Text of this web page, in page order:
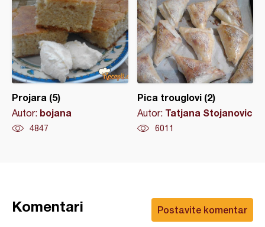
Projara (5)
Autor: bojana
4847
Pica trouglovi (2)
Autor: Tatjana Stojanovic
6011
Postavite komentar
Komentari